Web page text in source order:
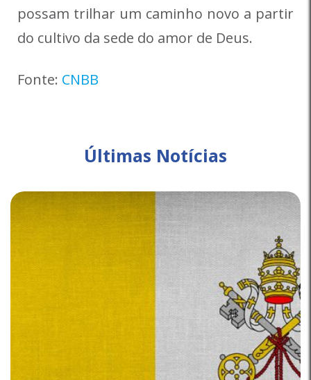
possam trilhar um caminho novo a partir
do cultivo da sede do amor de Deus.
Fonte: CNBB
Últimas Notícias